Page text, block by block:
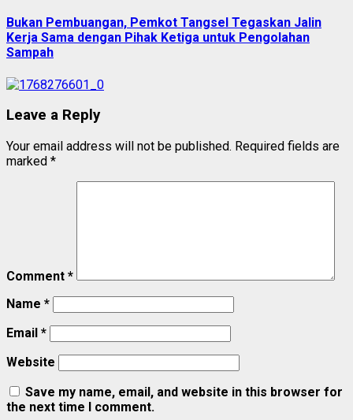
Bukan Pembuangan, Pemkot Tangsel Tegaskan Jalin
Kerja Sama dengan Pihak Ketiga untuk Pengolahan
Sampah
Leave a Reply
Your email address will not be published. Required fields are
marked *
Comment *
Name *
Email *
Website
Save my name, email, and website in this browser for
the next time I comment.